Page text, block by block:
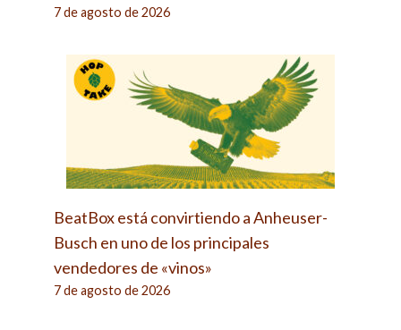
7 de agosto de 2026
BeatBox está convirtiendo a Anheuser-
Busch en uno de los principales
vendedores de «vinos»
7 de agosto de 2026